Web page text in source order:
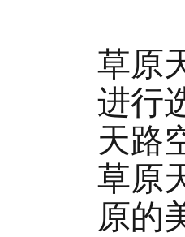
草原
进行
天路
草原
原的